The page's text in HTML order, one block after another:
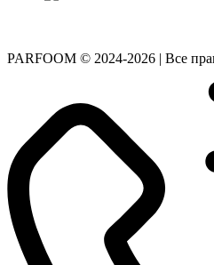
PARFOOM © 2024-2026 | Все